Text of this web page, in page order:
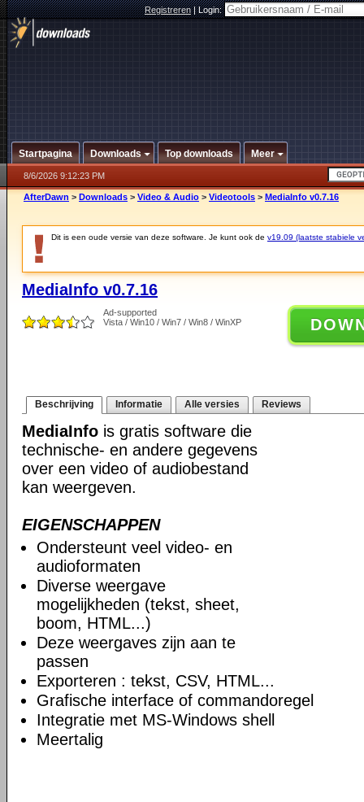
Registreren|Login:
Startpagina Downloads Top downloads Meer
8/6/2026 9:12:23 PM
AfterDawn > Downloads > Video & Audio > Videotools > MediaInfo v0.7.16
Dit is een oude versie van deze software. Je kunt ook de v19.09 (laatste stabiele
MediaInfo v0.7.16
Ad-supported
Vista / Win10 / Win7 / Win8 / WinXP
Beschrijving Informatie Alle versies Reviews
MediaInfo is gratis software die
technische- en andere gegevens
over een video of audiobestand
kan weergeven.
EIGENSCHAPPEN
Ondersteunt veel video- en
audioformaten
Diverse weergave
mogelijkheden (tekst, sheet,
boom, HTML...)
Deze weergaves zijn aan te
passen
Exporteren : tekst, CSV, HTML...
Grafische interface of commandoregel
Integratie met MS-Windows shell
Meertalig